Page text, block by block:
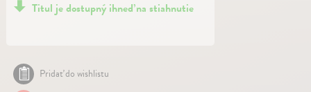
Titul je dostupný ihneď na stiahnutie
Pridať do wishlistu